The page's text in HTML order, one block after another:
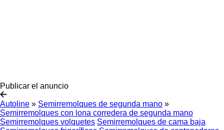
Publicar el anuncio
Autoline » Semirremolques de segunda mano »
Semirremolques con lona corredera de segunda mano
Semirremolques volquetes Semirremolques de cama baja